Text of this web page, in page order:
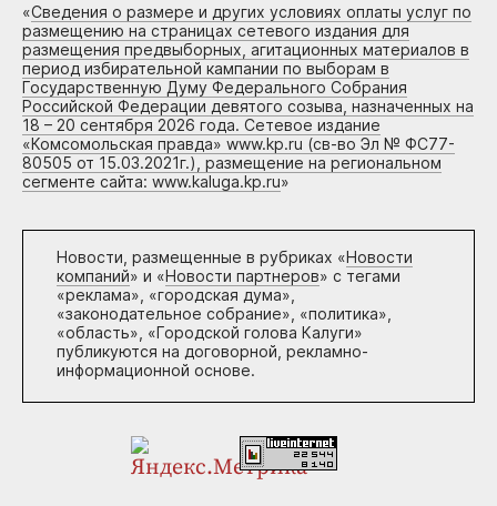
«Сведения о размере и других условиях оплаты услуг по
размещению на страницах сетевого издания для
размещения предвыборных, агитационных материалов в
период избирательной кампании по выборам в
Государственную Думу Федерального Собрания
Российской Федерации девятого созыва, назначенных на
18 – 20 сентября 2026 года. Сетевое издание
«Комсомольская правда» www.kp.ru (св-во Эл № ФС77-
80505 от 15.03.2021г.), размещение на региональном
сегменте сайта: www.kaluga.kp.ru»
Новости, размещенные в рубриках «Новости
компаний» и «Новости партнеров» с тегами
«реклама», «городская дума»,
«законодательное собрание», «политика»,
«область», «Городской голова Калуги»
публикуются на договорной, рекламно-
информационной основе.